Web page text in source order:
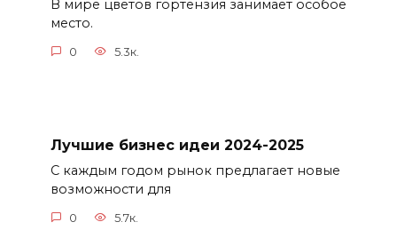
В мире цветов гортензия занимает особое
место.
0 5.3к.
Лучшие бизнес идеи 2024-2025
С каждым годом рынок предлагает новые
возможности для
0 5.7к.